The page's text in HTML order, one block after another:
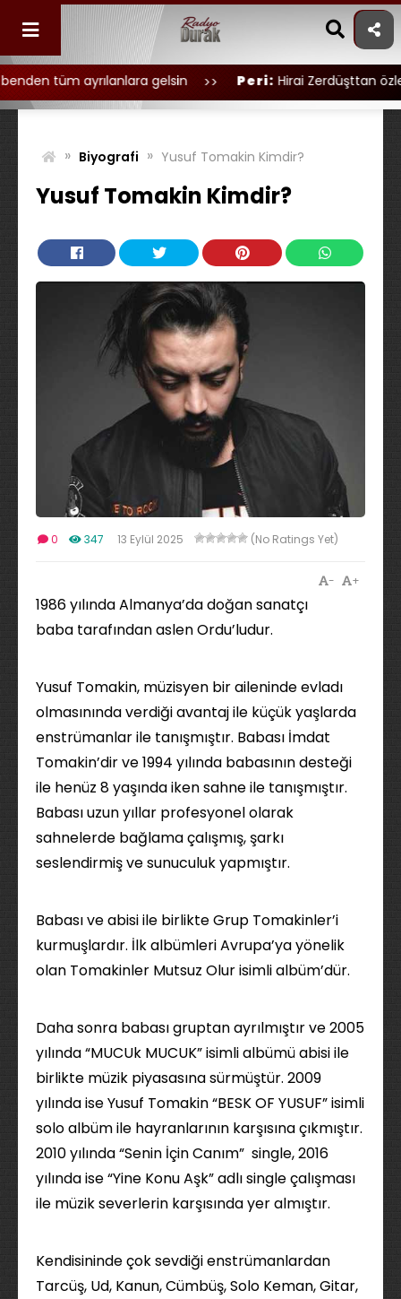
content
ayrılanlara gelsin Peri:Hirai Zerdüşttan özledim seni
» Biyografi » Yusuf Tomakin Kimdir?
Yusuf Tomakin Kimdir?
0 347 13 Eylül 2025 (No Ratings Yet)
+
-
1986 yılında Almanya’da doğan sanatçı
baba tarafından aslen Ordu’ludur.
Yusuf Tomakin, müzisyen bir aileninde evladı
olmasınında verdiği avantaj ile küçük yaşlarda
enstrümanlar ile tanışmıştır. Babası İmdat
Tomakin’dir ve 1994 yılında babasının desteği
ile henüz 8 yaşında iken sahne ile tanışmıştır.
Babası uzun yıllar profesyonel olarak
sahnelerde bağlama çalışmış, şarkı
seslendirmiş ve sunuculuk yapmıştır.
Babası ve abisi ile birlikte Grup Tomakinler’i
kurmuşlardır. İlk albümleri Avrupa’ya yönelik
olan Tomakinler Mutsuz Olur isimli albüm’dür.
Daha sonra babası gruptan ayrılmıştır ve 2005
yılında “MUCUk MUCUK” isimli albümü abisi ile
birlikte müzik piyasasına sürmüştür. 2009
yılında ise Yusuf Tomakin “BESK OF YUSUF” isimli
solo albüm ile hayranlarının karşısına çıkmıştır.
2010 yılında “Senin İçin Canım” single, 2016
yılında ise “Yine Konu Aşk” adlı single çalışması
ile müzik severlerin karşısında yer almıştır.
Kendisininde çok sevdiği enstrümanlardan
Tarcüş, Ud, Kanun, Cümbüş, Solo Keman, Gitar,